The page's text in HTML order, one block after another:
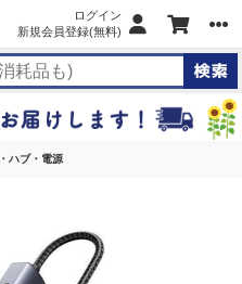
ログイン
新規会員登録(無料)
ハブ・電源